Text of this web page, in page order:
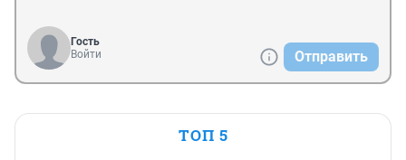
Гость
Войти
Отправить
ТОП 5